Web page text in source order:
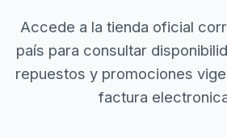
Accede a la tienda oficial
país para consultar
repuestos y promociones
factura